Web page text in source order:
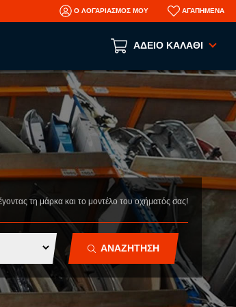
Ο ΛΟΓΑΡΙΑΣΜΟΣ ΜΟΥ ΑΓΑΠΗΜΕΝΑ
ΑΔΕΙΟ ΚΑΛΑΘΙ
Το καλάθι αγορών είναι άδειο!
ΑΝΑ ΕΙΔΟΣ
ΑΞΕΣΟΥΑΡ
ΦΑΝΟΠΟΙΕΙΑ
AFTERMARKET ΑΝΤΑΛΛΑΚΤΙΚΑ
ΤΡΑΚΑΡΙΣΜΕΝΑ ΑΥΤΟΚΙΝΗΤΑ
ΜΕΤΑΧΕΙΡΙΣΜΕΝΑ ΑΥΤΟΚΙΝΗΤΑ
ΠΛΗΡΟΦΟΡΙΕΣ
τη μάρκα και το μοντέλο του οχήματός σας!
ΑΝΑΖΗΤΗΣΗ